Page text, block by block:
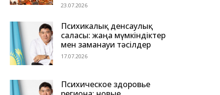
23.07.2026
Психикалық денсаулық
саласы: жаңа мүмкіндіктер
мен заманауи тәсілдер
17.07.2026
Психическое здоровье